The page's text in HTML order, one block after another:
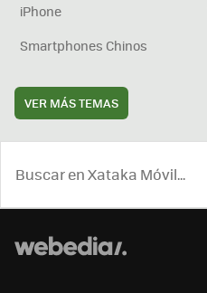
iPhone
Smartphones Chinos
VER MÁS TEMAS